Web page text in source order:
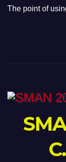
The point of